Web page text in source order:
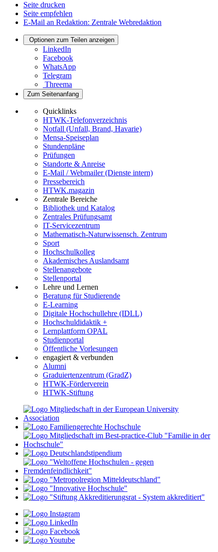
Seite drucken
Seite empfehlen
E-Mail an Redaktion: Zentrale Webredaktion
Optionen zum Teilen anzeigen
LinkedIn
Facebook
WhatsApp
Telegram
Threema
Zum Seitenanfang
Quicklinks
HTWK-Telefonverzeichnis
Notfall (Unfall, Brand, Havarie)
Mensa-Speiseplan
Stundenpläne
Prüfungen
Standorte & Anreise
E-Mail / Webmailer (Dienste intern)
Pressebereich
HTWK.magazin
Zentrale Bereiche
Bibliothek und Katalog
Zentrales Prüfungsamt
IT-Servicezentrum
Mathematisch-Naturwissensch. Zentrum
Sport
Hochschulkolleg
Akademisches Auslandsamt
Stellenangebote
Stellenportal
Lehre und Lernen
Beratung für Studierende
E-Learning
Digitale Hochschullehre (IDLL)
Hochschuldidaktik +
Lernplattform OPAL
Studienportal
Öffentliche Vorlesungen
engagiert & verbunden
Alumni
Graduiertenzentrum (GradZ)
HTWK-Förderverein
HTWK-Stiftung